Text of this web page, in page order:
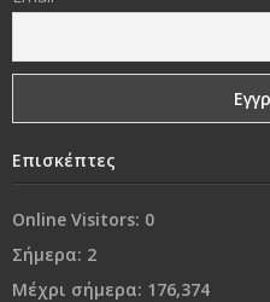
βυθιζόμενοι στο σκοτάδι
Γονικές συμπεριφορές που
Ναι, θα έφευγα
Από τη «συμμωρία»
Ο κόσμος μας…
Επισκέπτες
Online Visitors: 0
Σήμερα: 2
Μέχρι σήμερα: 176,374